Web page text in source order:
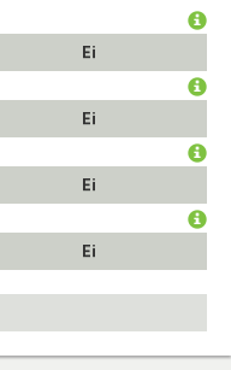
Ei
Ei
Ei
Ei